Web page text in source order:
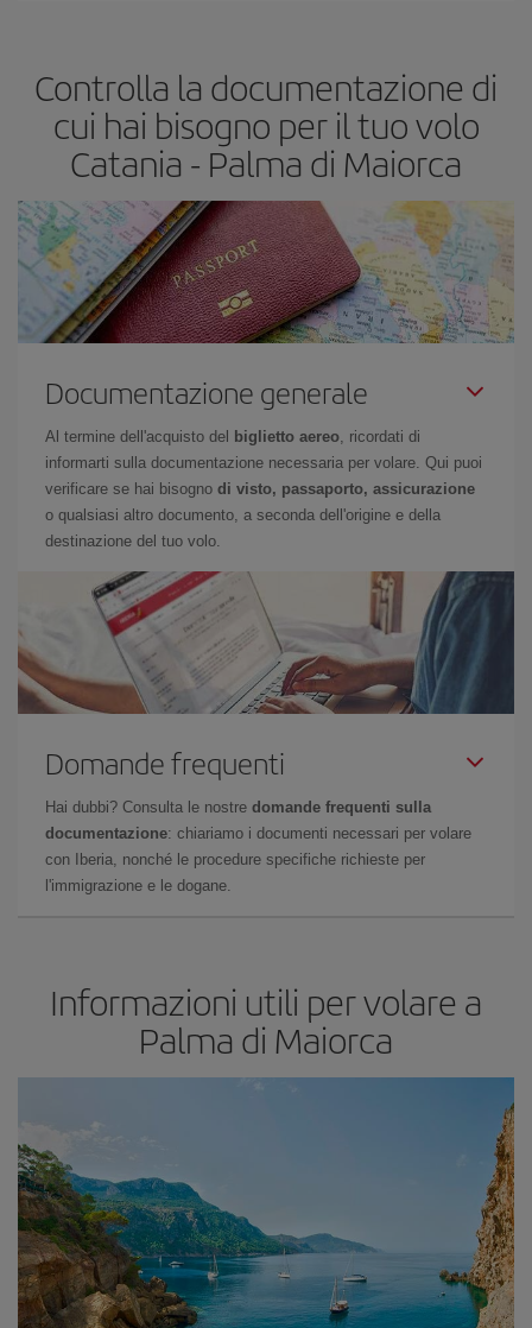
biglietti aerei, tanto più saranno convenienti. Inoltre, se cerchi i
voli con una certa flessibilità di date e orari di viaggio, potrai
scegliere il prezzo più conveniente.
Controlla la documentazione di
cui hai bisogno per il tuo volo
Catania - Palma di Maiorca
Documentazione generale
Al termine dell'acquisto del biglietto aereo, ricordati di
informarti sulla documentazione necessaria per volare. Qui puoi
verificare se hai bisogno di visto, passaporto, assicurazione
o qualsiasi altro documento, a seconda dell'origine e della
destinazione del tuo volo.
Domande frequenti
Hai dubbi? Consulta le nostre domande frequenti sulla
documentazione: chiariamo i documenti necessari per volare
con Iberia, nonché le procedure specifiche richieste per
l'immigrazione e le dogane.
Informazioni utili per volare a
Palma di Maiorca